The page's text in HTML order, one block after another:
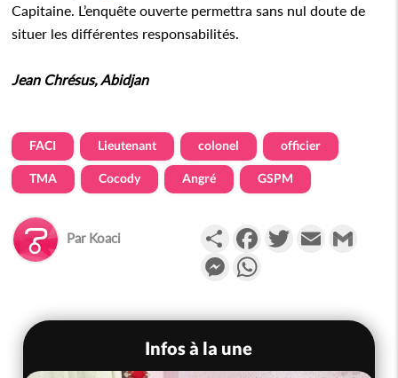
Capitaine. L’enquête ouverte permettra sans nul doute de
situer les différentes responsabilités.
Jean Chrésus, Abidjan
FACI Lieutenant colonel officier
TMA Cocody Angré GSPM
Par Koaci PartagerFacebookTwitterEmail
Messenger
Infos à la une